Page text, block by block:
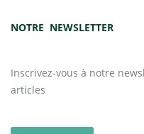
NOTRE NEWSLETTER
Inscrivez-vous à notre
articles